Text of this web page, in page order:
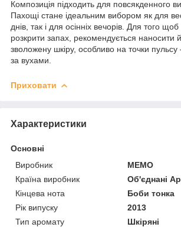
Композиція підходить для повсякденного
Пахощі стане ідеальним вибором як для
днів, так і для осінніх вечорів. Для того
розкрити запах, рекомендується наносити
зволожену шкіру, особливо на точки
за вухами.
Приховати
Характеристики
Основні
Виробник
MEMO
Країна виробник
Об'єднані
Кінцева нота
Боби тонка
Рік випуску
2013
Тип аромату
Шкіряні